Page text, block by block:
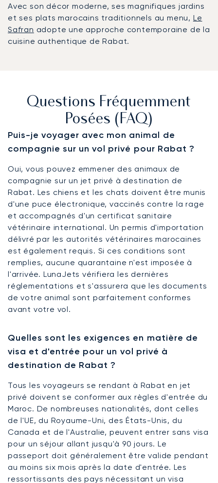
Avec son décor moderne, ses magnifiques jardins
et ses plats marocains traditionnels au menu, Le
Safran adopte une approche contemporaine de la
cuisine authentique de Rabat.
Questions Fréquemment
Posées (FAQ)
Puis-je voyager avec mon animal de
compagnie sur un vol privé pour Rabat ?
Oui, vous pouvez emmener des animaux de
compagnie sur un jet privé à destination de
Rabat. Les chiens et les chats doivent être munis
d'une puce électronique, vaccinés contre la rage
et accompagnés d'un certificat sanitaire
vétérinaire international. Un permis d'importation
délivré par les autorités vétérinaires marocaines
est également requis. Si ces conditions sont
remplies, aucune quarantaine n'est imposée à
l'arrivée. LunaJets vérifiera les dernières
réglementations et s'assurera que les documents
de votre animal sont parfaitement conformes
avant votre vol.
Quelles sont les exigences en matière de
visa et d'entrée pour un vol privé à
destination de Rabat ?
Tous les voyageurs se rendant à Rabat en jet
privé doivent se conformer aux règles d'entrée du
Maroc. De nombreuses nationalités, dont celles
de l'UE, du Royaume-Uni, des États-Unis, du
Canada et de l'Australie, peuvent entrer sans visa
pour un séjour allant jusqu'à 90 jours. Le
passeport doit généralement être valide pendant
au moins six mois après la date d'entrée. Les
ressortissants des pays nécessitant un visa